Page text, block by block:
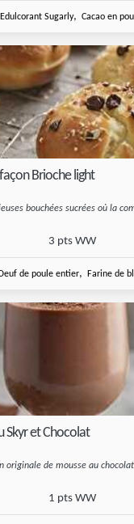
Edulcorant Sugarly, Cacao en
Brioche light
bouchées sucrées où la
3 pts WW
de poule entier, Farine de
Skyr et Chocolat
originale de mousse au
1 pts WW